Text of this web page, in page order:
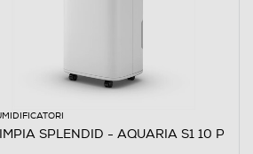
SPLENDID - AQUARIA S1 10 P